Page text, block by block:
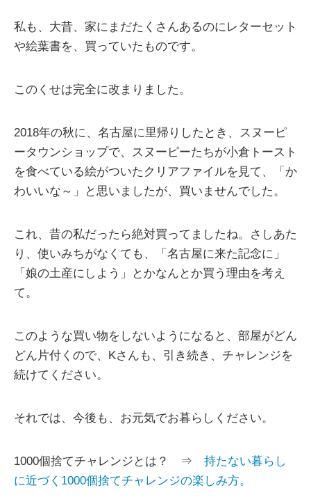
私も、大昔、家にまだたくさんあるのにレターセット
や絵葉書を、買っていたものです。
このくせは完全に改まりました。
2018年の秋に、名古屋に里帰りしたとき、スヌーピ
ータウンショップで、スヌーピーたちが小倉トースト
を食べている絵がついたクリアファイルを見て、「か
わいいな～」と思いましたが、買いませんでした。
これ、昔の私だったら絶対買ってましたね。さしあた
り、使いみちがなくても、「名古屋に来た記念に」
「娘の土産にしよう」とかなんとか買う理由を考え
て。
このような買い物をしないようになると、部屋がどん
どん片付くので、Kさんも、引き続き、チャレンジを
続けてください。
それでは、今後も、お元気でお暮らしください。
1000個捨てチャレンジとは？ ⇒ 持たない暮らし
に近づく1000個捨てチャレンジの楽しみ方。